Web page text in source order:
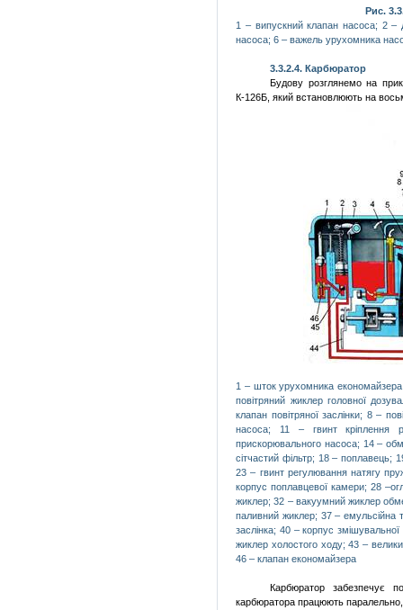
Рис.
1 – випускнийклапан насоса; 2 –
насоса; 6 –важель урухомника
3.3.2.4.Карбюратор
Будову розглянемона
К-126Б,який встановлюють на
1 – шток урухомника економайзера
повітряний жиклер головної
клапан повітряної заслінки; 8 –
насоса; 11 – гвинт кріплення
прискорювального насоса; 14 –
сітчастий фільтр; 18 – поплавець;
23 – гвинт регулювання натягу
корпус поплавцевої камери; 28
жиклер; 32 – вакуумний жиклер
паливний жиклер; 37 – емульсійна
заслінка; 40 – корпус
жиклер холостого ходу; 43 –
46 – клапан економайзера
Карбюратор забезпечує
карбюраторапрацюють паралельно